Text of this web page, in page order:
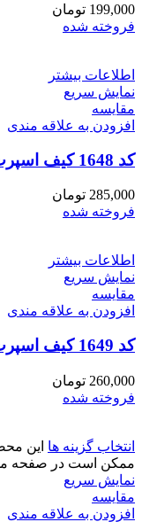
199,000 تومان
فروخته شده
اطلاعات بیشتر
نمایش سریع
مقايسه
افزودن به علاقه مندی
کد 1648 کیف اسپرت جلو نوار کتپیلار
285,000 تومان
فروخته شده
اطلاعات بیشتر
نمایش سریع
مقايسه
افزودن به علاقه مندی
کد 1649 کیف اسپرت کمل
260,000 تومان
فروخته شده
انتخاب گزینه ها این
ممکن است در صفحه
نمایش سریع
مقايسه
افزودن به علاقه مندی